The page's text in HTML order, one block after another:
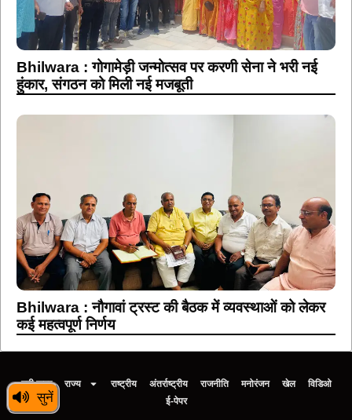
सुनें
Bhilwara : गोगामेड़ी जन्मोत्सव पर करणी सेना ने भरी नई
हुंकार, संगठन को मिली नई मजबूती
Bhilwara : नौगावां ट्रस्ट की बैठक में व्यवस्थाओं को लेकर
कई महत्वपूर्ण निर्णय
बड़ी खबर राज्य राष्ट्रीय अंतर्राष्ट्रीय राजनीति मनोरंजन खेल
विडिओ
ई-पेपर